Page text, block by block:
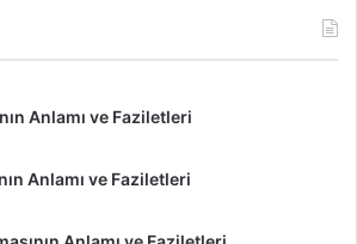
Anlamı ve Faziletleri
Anlamı ve Faziletleri